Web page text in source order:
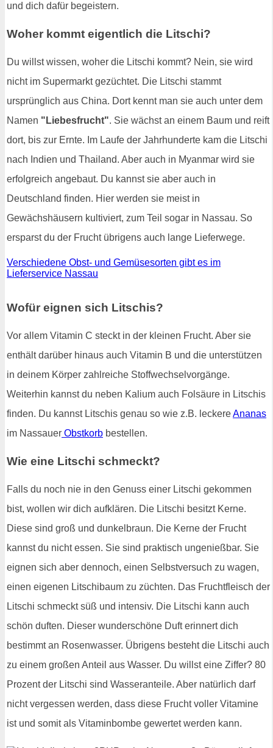
und dich dafür begeistern.
Woher kommt eigentlich die Litschi?
Du willst wissen, woher die Litschi kommt? Nein, sie wird
nicht im Supermarkt gezüchtet. Die Litschi stammt
ursprünglich aus China. Dort kennt man sie auch unter dem
Namen "Liebesfrucht". Sie wächst an einem Baum und reift
dort, bis zur Ernte. Im Laufe der Jahrhunderte kam die Litschi
nach Indien und Thailand. Aber auch in Myanmar wird sie
erfolgreich angebaut. Du kannst sie aber auch in
Deutschland finden. Hier werden sie meist in
Gewächshäusern kultiviert, zum Teil sogar in Nassau. So
ersparst du der Frucht übrigens auch lange Lieferwege.
Verschiedene Obst- und Gemüsesorten gibt es im
Lieferservice Nassau
Wofür eignen sich Litschis?
Vor allem Vitamin C steckt in der kleinen Frucht. Aber sie
enthält darüber hinaus auch Vitamin B und die unterstützen
in deinem Körper zahlreiche Stoffwechselvorgänge.
Weiterhin kannst du neben Kalium auch Folsäure in Litschis
finden. Du kannst Litschis genau so wie z.B. leckereAnanas
im Nassauer Obstkorb bestellen.
Wie eine Litschi schmeckt?
Falls du noch nie in den Genuss einer Litschi gekommen
bist, wollen wir dich aufklären. Die Litschi besitzt Kerne.
Diese sind groß und dunkelbraun. Die Kerne der Frucht
kannst du nicht essen. Sie sind praktisch ungenießbar. Sie
eignen sich aber dennoch, einen Selbstversuch zu wagen,
einen eigenen Litschibaum zu züchten. Das Fruchtfleisch der
Litschi schmeckt süß und intensiv. Die Litschi kann auch
schön duften. Dieser wunderschöne Duft erinnert dich
bestimmt an Rosenwasser. Übrigens besteht die Litschi auch
zu einem großen Anteil aus Wasser. Du willst eine Ziffer? 80
Prozent der Litschi sind Wasseranteile. Aber natürlich darf
nicht vergessen werden, dass diese Frucht voller Vitamine
ist und somit als Vitaminbombe gewertet werden kann.